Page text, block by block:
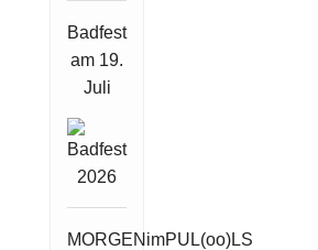
Badfest
am 19.
Juli
MORGENimPUL(oo)LS